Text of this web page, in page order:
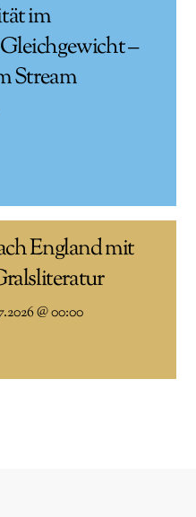
im
–
Stream
England mit
@00:00